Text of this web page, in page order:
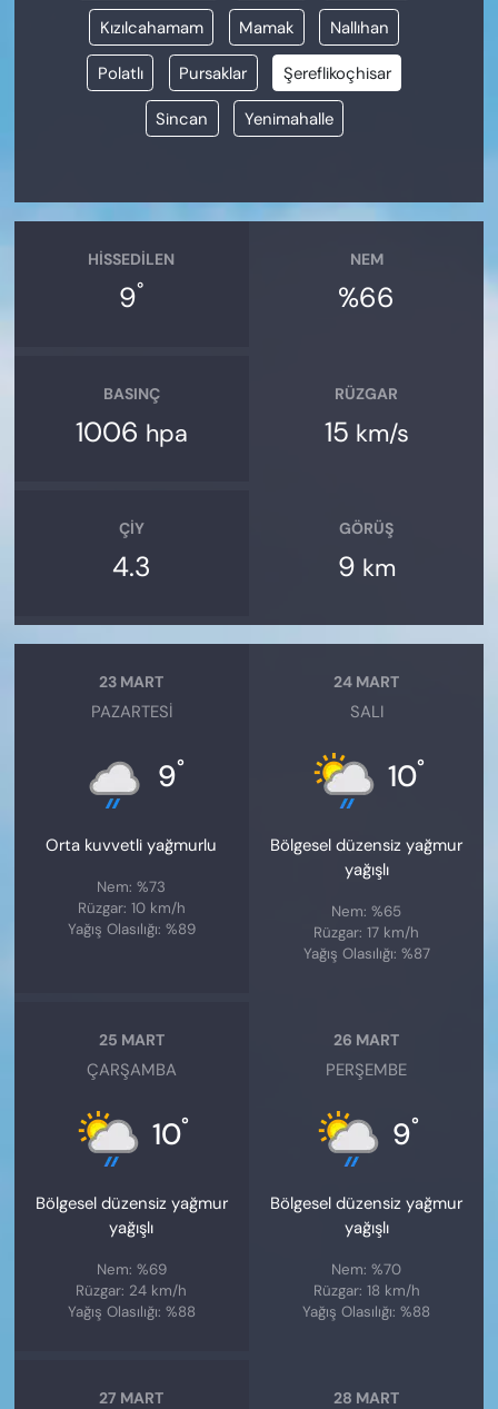
Kızılcahamam Mamak Nallıhan
Polatlı Pursaklar Şereflikoçhisar
Sincan Yenimahalle
HISSEDILEN
9°
NEM
%66
BASINÇ
1006 hpa
RÜZGAR
15 km/s
ÇIY
4.3
GÖRÜŞ
9 km
23 MART
PAZARTESI
9°
Orta kuvvetli yağmurlu
Nem: %73
Rüzgar: 10 km/h
Yağış Olasılığı: %89
24 MART
SALI
10°
Bölgesel düzensiz yağmur
yağışlı
Nem: %65
Rüzgar: 17 km/h
Yağış Olasılığı: %87
25 MART
ÇARŞAMBA
10°
Bölgesel düzensiz yağmur
yağışlı
Nem: %69
Rüzgar: 24 km/h
Yağış Olasılığı: %88
26 MART
PERŞEMBE
9°
Bölgesel düzensiz yağmur
yağışlı
Nem: %70
Rüzgar: 18 km/h
Yağış Olasılığı: %88
27 MART 28 MART